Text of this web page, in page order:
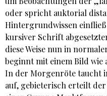
oder spricht auktorial
Hintergrundwissen
kursiver Schrift
diese Weise nun in
beginnt mit einem Bild wie
In der Morgenröte taucht
auf, gebieterisch erteilt